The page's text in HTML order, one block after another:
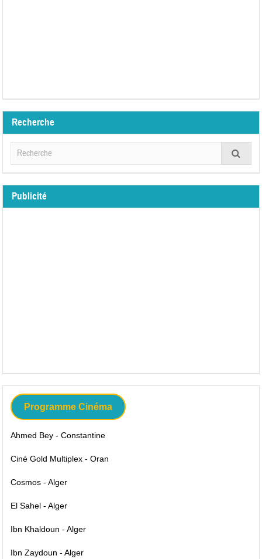
Recherche
Publicité
Programme Cinéma
Ahmed Bey - Constantine
Ciné Gold Multiplex - Oran
Cosmos - Alger
El Sahel - Alger
Ibn Khaldoun - Alger
Ibn Zaydoun - Alger